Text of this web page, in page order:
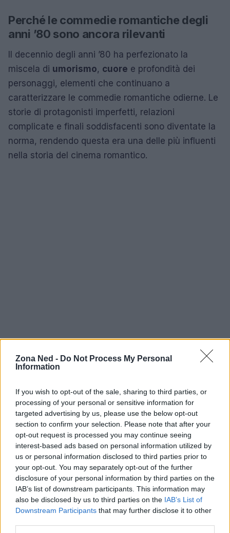
Zona Ned - Do Not Process My Personal
Information
If you wish to opt-out of the sale, sharing to third parties, or
processing of your personal or sensitive information for
targeted advertising by us, please use the below opt-out
section to confirm your selection. Please note that after your
opt-out request is processed you may continue seeing
interest-based ads based on personal information utilized by
us or personal information disclosed to third parties prior to
your opt-out. You may separately opt-out of the further
disclosure of your personal information by third parties on the
IAB’s list of downstream participants. This information may
also be disclosed by us to third parties on the IAB’s List of
Downstream Participants that may further disclose it to other
Perché le commedie romantiche degli
anni ’80 sono ancora rilevanti
Il decennio degli anni ’80 ha perfezionato la
miscela di umorismo, cuore e profondità dei
personaggi, elementi che continuano a
caratterizzare le commedie romantiche odierne. Le
storie di protagonisti imperfetti, relazioni
complicate e finali soddisfacenti sono diventate la
norma, rendendo questa era una delle più influenti
nella storia del cinema romantico.
Le commedie romantiche degli anni ’80 non solo
hanno definito un’epoca, ma continuano a ispirare
l’amore e l’umorismo sono sempre attuali.
AUTORE
Staff